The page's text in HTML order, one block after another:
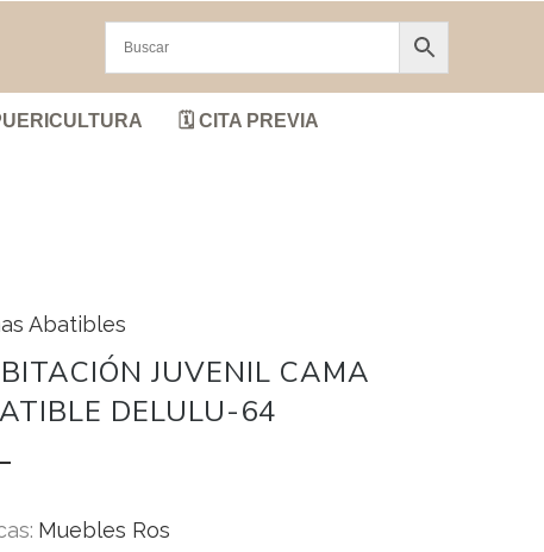
🗓️ CITA PREVIA
Abatibles
JUVENIL CAMA
DELULU-64
Muebles Ros